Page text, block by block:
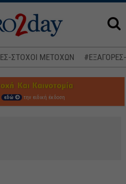
ΣΤΟΧΟΙ ΜΕΤΟΧΩΝ
εδώ την ειδική έκδοση